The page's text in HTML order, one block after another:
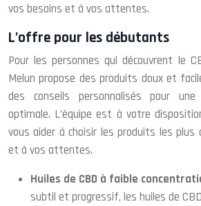
vos besoins et à vos attentes.
L’offre pour les débutants
Pour les personnes qui découvrent le
Melun propose des produits doux et
des conseils personnalisés pour une
optimale. L’équipe est à votre
vous aider à choisir les produits les
et à vos attentes.
Huiles de CBD à faible
subtil et progressif, les huiles de